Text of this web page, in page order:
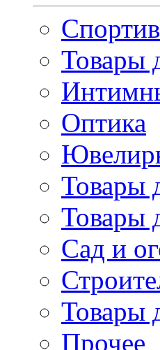
Товары
Оптика
Товары
Товары
Сад и
Товары
Прочее